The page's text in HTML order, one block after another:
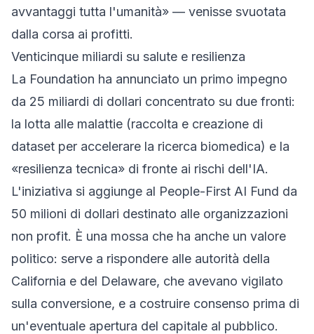
avvantaggi tutta l'umanità» — venisse svuotata
dalla corsa ai profitti.
Venticinque miliardi su salute e resilienza
La Foundation ha annunciato un primo impegno
da 25 miliardi di dollari concentrato su due fronti:
la lotta alle malattie (raccolta e creazione di
dataset per accelerare la ricerca biomedica) e la
«resilienza tecnica» di fronte ai rischi dell'IA.
L'iniziativa si aggiunge al People-First AI Fund da
50 milioni di dollari destinato alle organizzazioni
non profit. È una mossa che ha anche un valore
politico: serve a rispondere alle autorità della
California e del Delaware, che avevano vigilato
sulla conversione, e a costruire consenso prima di
un'eventuale apertura del capitale al pubblico.